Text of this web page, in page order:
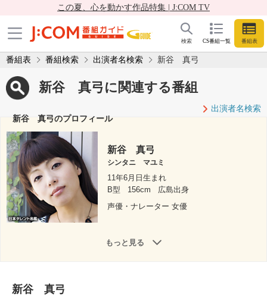
この夏、心を動かす作品特集 | J:COM TV
CS番組一覧 番組表
検索
番組表 番組検索 出演者名検索 新谷 真弓
新谷 真弓に関連する番組
出演者名検索
新谷 真弓のプロフィール
新谷 真弓
シンタニ マユミ
11年6月日生まれ
B型
156cm
広島出身
声優・ナレーター 女優
もっと見る
新谷 真弓